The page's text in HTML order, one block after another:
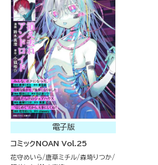
電子版
コミックNOAN Vol.25
花守めいら 唐草ミチル 森埼りつか